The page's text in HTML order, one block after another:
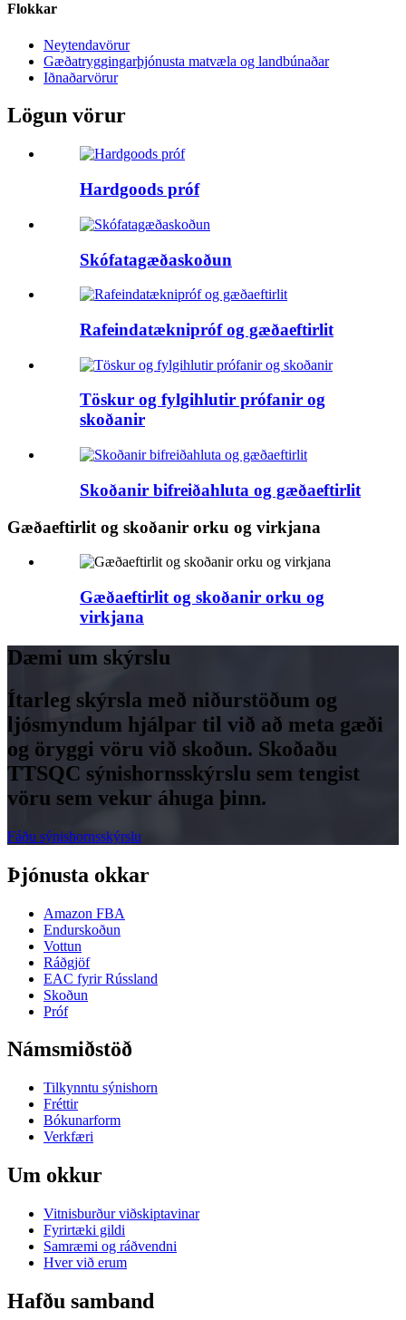
Flokkar
Neytendavörur
Gæðatryggingarþjónusta matvæla og landbúnaðar
Iðnaðarvörur
Lögun vörur
Hardgoods próf
Skófatagæðaskoðun
Rafeindatæknipróf og gæðaeftirlit
Töskur og fylgihlutir prófanir og
skoðanir
Skoðanir bifreiðahluta og gæðaeftirlit
Gæðaeftirlit og skoðanir orku og virkjana
Gæðaeftirlit og skoðanir orku og
virkjana
Dæmi um skýrslu
Ítarleg skýrsla með niðurstöðum og
ljósmyndum hjálpar til við að meta gæði
og öryggi vöru við skoðun. Skoðaðu
TTSQC sýnishornsskýrslu sem tengist
vöru sem vekur áhuga þinn.
Fáðu sýnishornsskýrslu
Þjónusta okkar
Amazon FBA
Endurskoðun
Vottun
Ráðgjöf
EAC fyrir Rússland
Skoðun
Próf
Námsmiðstöð
Tilkynntu sýnishorn
Fréttir
Bókunarform
Verkfæri
Um okkur
Vitnisburður viðskiptavinar
Fyrirtæki gildi
Samræmi og ráðvendni
Hver við erum
Hafðu samband